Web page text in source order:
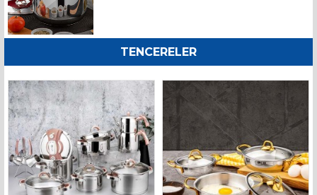
TENCERELER